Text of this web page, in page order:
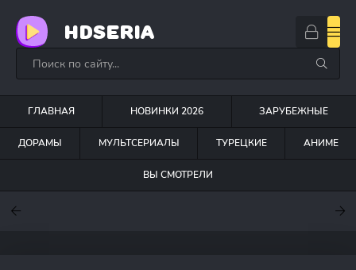
HDSERIA
ГЛАВНАЯ НОВИНКИ 2026 ЗАРУБЕЖНЫЕ
ДОРАМЫ МУЛЬТСЕРИАЛЫ ТУРЕЦКИЕ АНИМЕ
ВЫ СМОТРЕЛИ